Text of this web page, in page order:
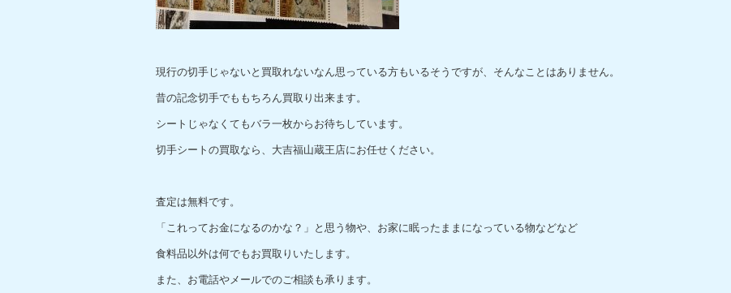
現行の切手じゃないと買取れないなん思っている方もいるそうですが、そんなことはありません。
昔の記念切手でももちろん買取り出来ます。
シートじゃなくてもバラ一枚からお待ちしています。
切手シートの買取なら、大吉福山蔵王店にお任せください。
査定は無料です。
「これってお金になるのかな？」と思う物や、お家に眠ったままになっている物などなど
食料品以外は何でもお買取りいたします。
また、お電話やメールでのご相談も承ります。